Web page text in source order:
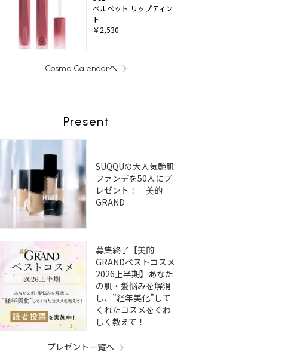
ベルベット リップティン
ト
￥2,530
Cosme Calendarへ
Present
SUQQUの大人気艶肌
ファンデを50人にプ
レゼント！｜美的
GRAND
募集終了【美的
GRANDベストコスメ
2026上半期】あなた
の肌・髪悩みを解消
し、”経年美化”して
くれたコスメをくわ
しく教えて！
プレゼント一覧へ